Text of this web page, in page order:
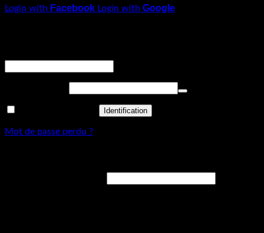
Login with Facebook Login with Google
Identification
Mot de passe perdu ?